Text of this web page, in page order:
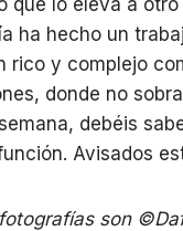
que lo eleva a
ha hecho un
rico y complejo
donde no
debéis
Avisados
son